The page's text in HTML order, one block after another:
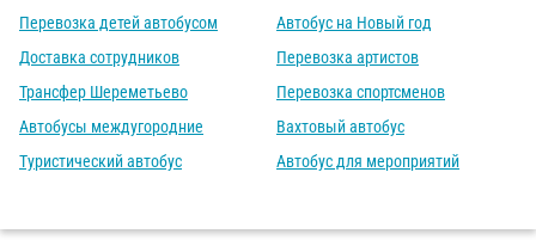
Перевозка детей автобусом
Доставка сотрудников
Трансфер Шереметьево
Автобусы междугородние
Туристический автобус
Автобус на Новый год
Перевозка артистов
Перевозка спортсменов
Вахтовый автобус
Автобус для мероприятий